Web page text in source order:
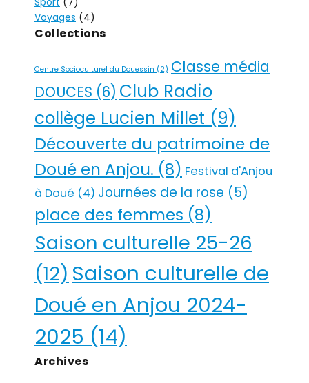
Voyages (4)
Collections
Centre Socioculturel du Douessin (2) Classe média
DOUCES (6) Club Radio
collège Lucien Millet (9)
Découverte du patrimoine de
Doué en Anjou. (8) Festival d'Anjou
à Doué (4) Journées de la rose (5)
place des femmes (8)
Saison culturelle 25-26
(12) Saison culturelle de
Doué en Anjou 2024-
2025 (14)
Archives